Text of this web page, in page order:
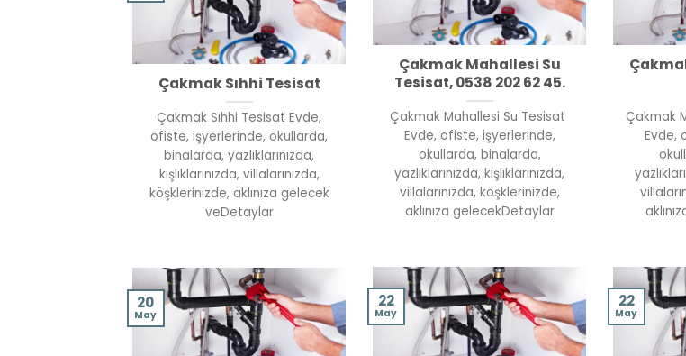
Çakmak Mahallesi Su
Tesisat, 0538 202 62 45.
Çakmak Mahallesi Su Tesisat
Evde, ofiste, işyerlerinde,
okullarda, binalarda,
yazlıklarınızda, kışlıklarınızda,
villalarınızda, köşklerinizde,
aklınıza gelecekDetaylar
Çakmak
Evde,
Çakmak Sıhhi Tesisat
Çakmak Sıhhi Tesisat Evde,
ofiste, işyerlerinde, okullarda,
binalarda, yazlıklarınızda,
kışlıklarınızda, villalarınızda,
köşklerinizde, aklınıza gelecek
veDetaylar
22
May
22
May
20
May